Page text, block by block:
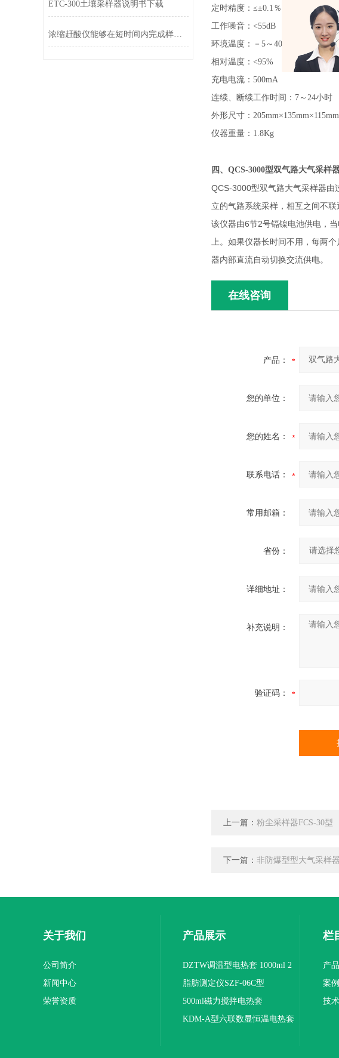
定时精度：≤±0.1％
工作噪音：<55dB
环境温度：－5～40℃
相对温度：<95%
充电电流：500mA
连续、断续工作时间：7～24小时
外形尺寸：205mm×135mm×115mm
仪器重量：1.8Kg
四、 QCS-3000型双气路大气采样
QCS-3000型双气路大气采样器由
立的气路系统采样，相互之间不
该仪器由6节2号镉镍电池供电，
上。如果仪器长时间不用，每两
器内部直流自动切换交流供电。
在线咨询
产品：
您的单位：
您的姓名：
联系电话：
常用邮箱：
省份：
详细地址：
补充说明：
验证码：
上一篇： 粉尘采样器FCS-30型
下一篇： 非防爆型型大气采样器
ETC-300土壤采样器说明书下载
浓缩赶酸仪能够在短时间内完成样品的快速浓缩操作
关于我们
公司简介
新闻中心
荣誉资质
产品展示
DZTW调温型电热套 1000ml 2
联
脂肪测定仪SZF-06C型
500ml磁力搅拌电热套
KDM-A型六联数显恒温电热套
栏
产
案
技